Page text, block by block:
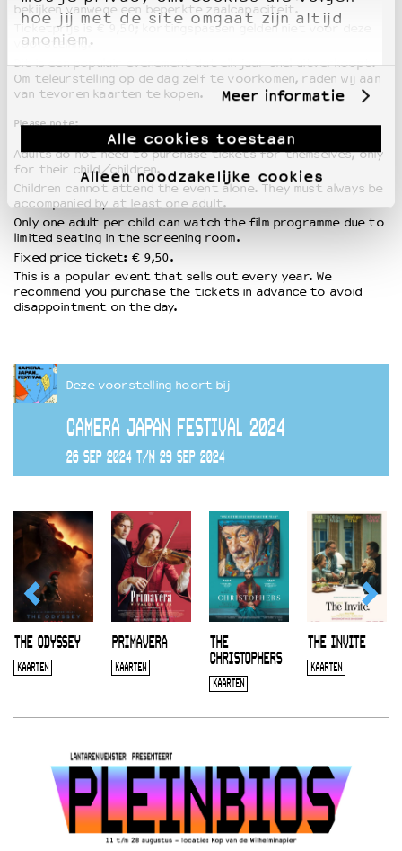
hoe jij met de site omgaat zijn altijd
anoniem.
Meer informatie
Alle cookies toestaan
Alleen noodzakelijke cookies
bekijken vanwege een beperkte zaalcapaciteit.
Ticketprijs is € 9,50; kortingspassen gelden niet voor deze
voorstelling.
Dit is een populair evenement dat elk jaar snel uitverkoopt.
Om teleurstelling op de dag zelf te voorkomen, raden wij aan
van tevoren kaarten te kopen.
Please note:
Adults do not need to purchase tickets for themselves, only
for their child/children.
Children cannot attend the event alone. They must always be
accompanied by at least one adult.
Only one adult per child can watch the film programme due to
limited seating in the screening room.
Fixed price ticket: € 9,50.
This is a popular event that sells out every year. We
recommend you purchase the tickets in advance to avoid
disappointment on the day.
Deze voorstelling hoort bij
CAMERA JAPAN FESTIVAL 2024
26 SEP 2024 T/M 29 SEP 2024
THE ODYSSEY
KAARTEN
PRIMAVERA
KAARTEN
THE
CHRISTOPHERS
KAARTEN
THE INVITE
KAARTEN